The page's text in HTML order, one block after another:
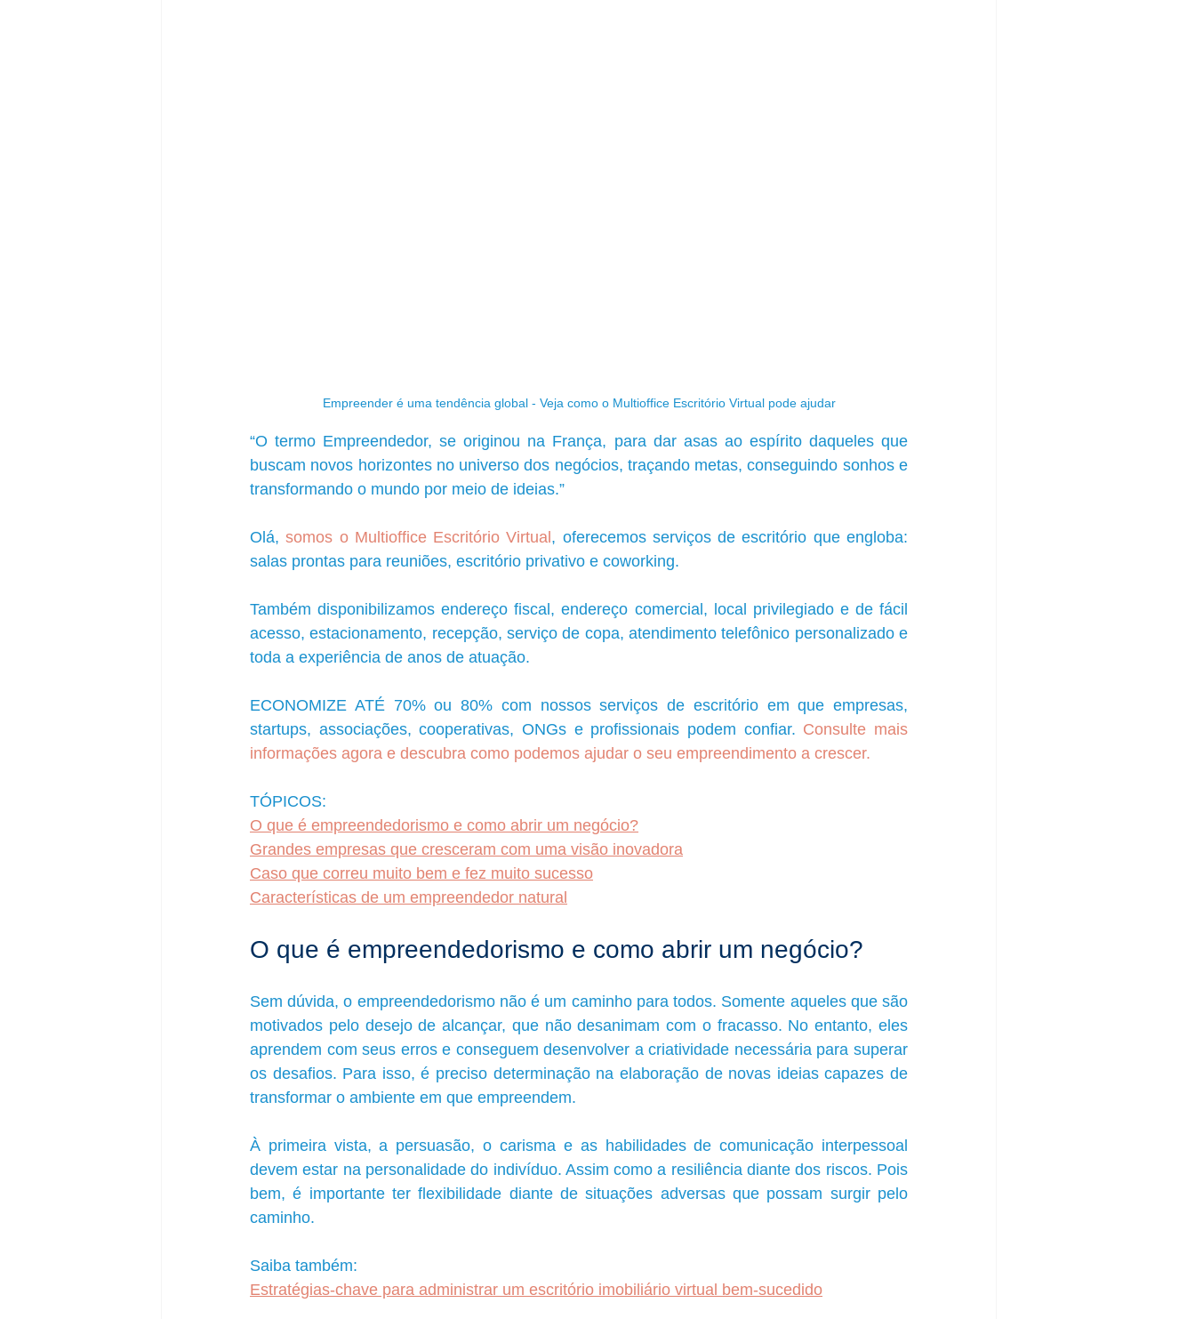
Empreender é uma tendência global - Veja como o Multioffice Escritório Virtual pode ajudar
“O termo Empreendedor, se originou na França, para dar asas ao espírito daqueles que
buscam novos horizontes no universo dos negócios, traçando metas, conseguindo sonhos e
transformando o mundo por meio de ideias.”
Olá, somos o Multioffice Escritório Virtual , oferecemos serviços de escritório que engloba:
salas prontas para reuniões, escritório privativo e coworking.
Também disponibilizamos endereço fiscal, endereço comercial, local privilegiado e de fácil
acesso, estacionamento, recepção, serviço de copa, atendimento telefônico personalizado e
toda a experiência de anos de atuação.
ECONOMIZE ATÉ 70% ou 80% com nossos serviços de escritório em que empresas,
startups, associações, cooperativas, ONGs e profissionais podem confiar. Consulte mais
informações agora e descubra como podemos ajudar o seu empreendimento a crescer.
TÓPICOS:
O que é empreendedorismo e como abrir um negócio?
Grandes empresas que cresceram com uma visão inovadora
Caso que correu muito bem e fez muito sucesso
Características de um empreendedor natural
O que é empreendedorismo e como abrir um negócio?
Sem dúvida, o empreendedorismo não é um caminho para todos. Somente aqueles que são
motivados pelo desejo de alcançar, que não desanimam com o fracasso. No entanto, eles
aprendem com seus erros e conseguem desenvolver a criatividade necessária para superar
os desafios. Para isso, é preciso determinação na elaboração de novas ideias capazes de
transformar o ambiente em que empreendem.
À primeira vista, a persuasão, o carisma e as habilidades de comunicação interpessoal
devem estar na personalidade do indivíduo. Assim como a resiliência diante dos riscos. Pois
bem, é importante ter flexibilidade diante de situações adversas que possam surgir pelo
caminho.
Saiba também:
Estratégias-chave para administrar um escritório imobiliário virtual bem-sucedido